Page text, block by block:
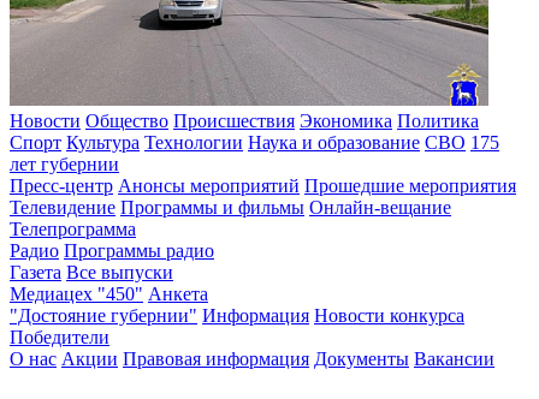
Новости Общество Происшествия Экономика Политика
Спорт Культура Технологии Наука и образование СВО 175
лет губернии
Пресс-центр Анонсы мероприятий Прошедшие мероприятия
Телевидение Программы и фильмы Онлайн-вещание
Телепрограмма
Радио Программы радио
Газета Все выпуски
Медиацех "450" Анкета
"Достояние губернии" Информация Новости конкурса
Победители
О нас Акции Правовая информация Документы Вакансии